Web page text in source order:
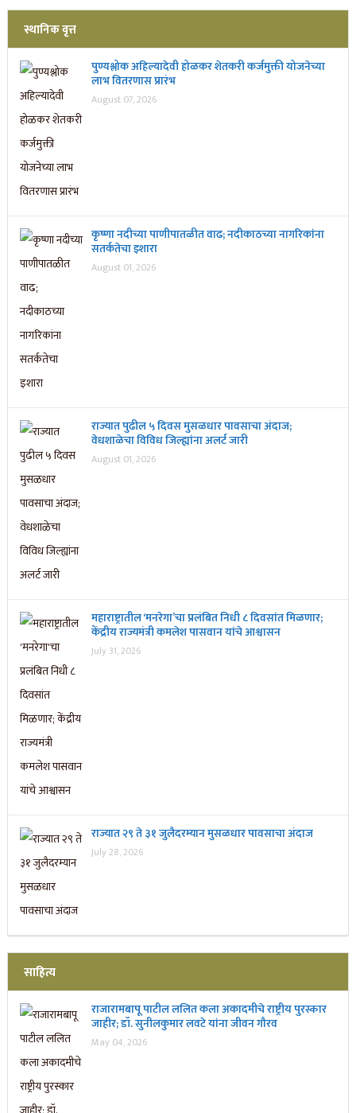
स्थानिक वृत्त
पुण्यश्लोक अहिल्यादेवी होळकर शेतकरी कर्जमुक्ती योजनेच्या
लाभ वितरणास प्रारंभ
August 07, 2026
कृष्णा नदीच्या पाणीपातळीत वाढ; नदीकाठच्या नागरिकांना
सतर्कतेचा इशारा
August 01, 2026
राज्यात पुढील ५ दिवस मुसळधार पावसाचा अंदाज;
वेधशाळेचा विविध जिल्ह्यांना अलर्ट जारी
August 01, 2026
महाराष्ट्रातील ‘मनरेगा’चा प्रलंबित निधी ८ दिवसांत मिळणार;
केंद्रीय राज्यमंत्री कमलेश पासवान यांचे आश्वासन
July 31, 2026
राज्यात २९ ते ३१ जुलैदरम्यान मुसळधार पावसाचा अंदाज
July 28, 2026
साहित्य
राजारामबापू पाटील ललित कला अकादमीचे राष्ट्रीय पुरस्कार
जाहीर; डॉ. सुनीलकुमार लवटे यांना जीवन गौरव
May 04, 2026